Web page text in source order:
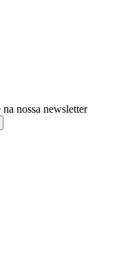
nossa newsletter